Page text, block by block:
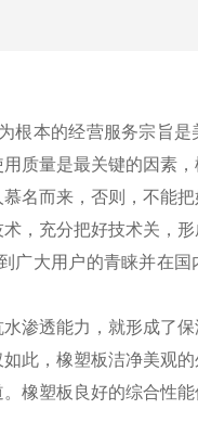
根本的经营服务宗旨
质量是最关键的因素
名而来，否则，不能
，充分把好技术关，形
广大用户的青睐并在
渗透能力，就形成了
此，橡塑板洁净美观
橡塑板良好的综合性